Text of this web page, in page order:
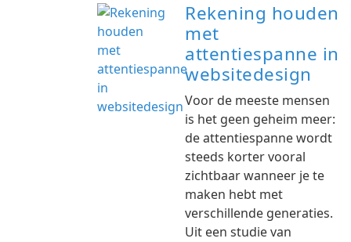
Rekening houden
met
attentiespanne in
websitedesign
Voor de meeste mensen
is het geen geheim meer:
de attentiespanne wordt
steeds korter vooral
zichtbaar wanneer je te
maken hebt met
verschillende generaties.
Uit een studie van